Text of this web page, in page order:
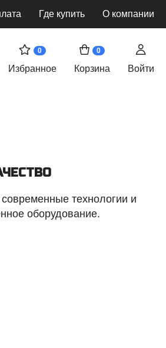
Где купить О компании
0
Избранное
0
Корзина Войти
технологии и
оборудование.